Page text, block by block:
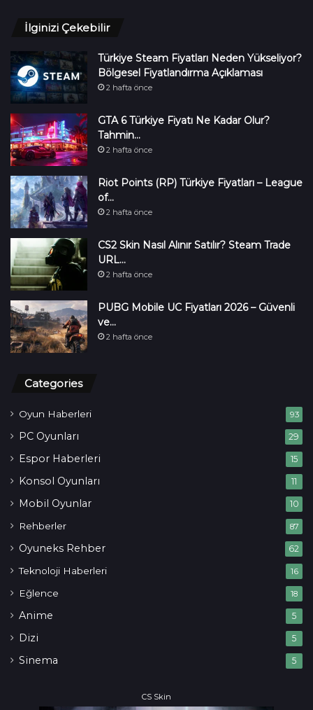
İlginizi Çekebilir
Türkiye Steam Fiyatları Neden Yükseliyor?
Bölgesel Fiyatlandırma Açıklaması
2 hafta önce
GTA 6 Türkiye Fiyatı Ne Kadar Olur?
Tahmin…
2 hafta önce
Riot Points (RP) Türkiye Fiyatları – League
of…
2 hafta önce
CS2 Skin Nasıl Alınır Satılır? Steam Trade
URL…
2 hafta önce
PUBG Mobile UC Fiyatları 2026 – Güvenli
ve…
2 hafta önce
Categories
Oyun Haberleri 93
PC Oyunları 29
Espor Haberleri 15
Konsol Oyunları 11
Mobil Oyunlar 10
Rehberler 87
Oyuneks Rehber 62
Teknoloji Haberleri 16
Eğlence 18
Anime 5
Dizi 5
Sinema 5
CS Skin